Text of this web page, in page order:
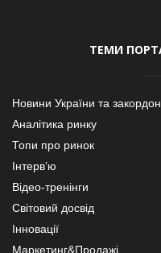
ТЕМИ
Новини України та
Аналітика ринку
Топи про ринок
Інтерв’ю
Відео-тренінги
Світовий досвід
Інновації
Маркетинг&Продажі